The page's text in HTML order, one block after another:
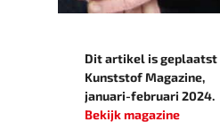
Dit artikel is geplaatst
Kunststof Magazine,
januari-februari 2024.
Bekijk magazine